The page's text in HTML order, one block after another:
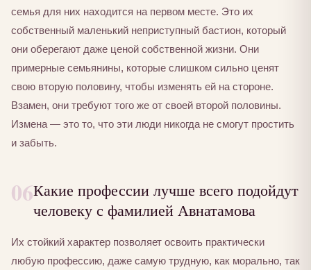
семья для них находится на первом месте. Это их
собственный маленький неприступный бастион, который
они оберегают даже ценой собственной жизни. Они
примерные семьянины, которые слишком сильно ценят
свою вторую половину, чтобы изменять ей на стороне.
Взамен, они требуют того же от своей второй половины.
Измена — это то, что эти люди никогда не смогут простить
и забыть.
06Какие профессии лучше всего подойдут
человеку с фамилией Авнатамова
Их стойкий характер позволяет освоить практически
любую профессию, даже самую трудную, как морально, так